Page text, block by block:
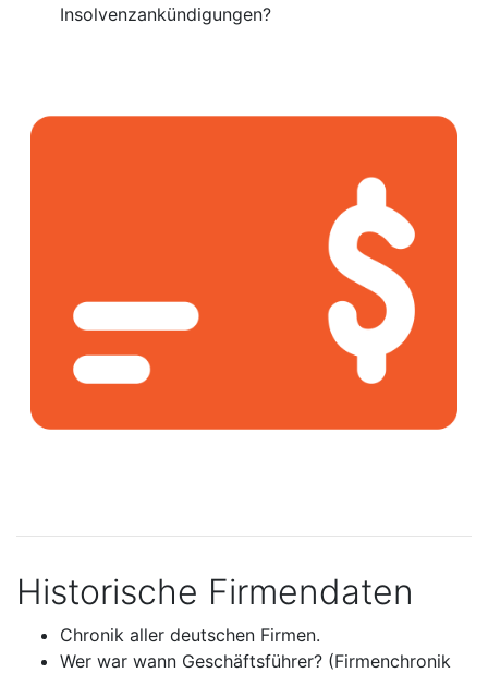
Insolvenzankündigungen?
Historische Firmendaten
Chronik aller deutschen Firmen.
Wer war wann Geschäftsführer? (Firmenchronik